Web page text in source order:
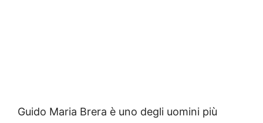
Guido Maria Brera è uno degli uomini più